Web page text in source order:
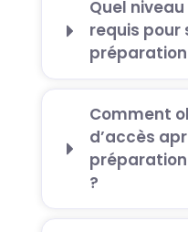
Quel
requis pour
préparation
Comment
d’accès
préparation
?